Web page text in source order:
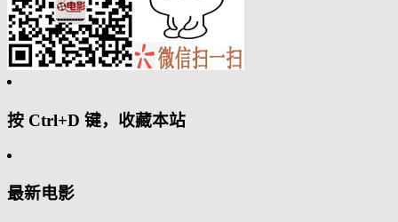
按 Ctrl+D 键，收藏本站
最新电影